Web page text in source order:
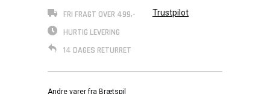
FRI FRAGT OVER 499,-
HURTIG LEVERING
14 DAGES RETURRET
Trustpilot
Andre varer fra Brætspil